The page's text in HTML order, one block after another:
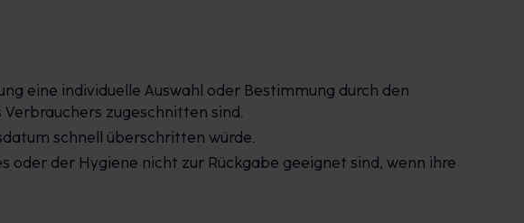
eine individuelle Auswahl oder Bestimmung durch den
zugeschnitten sind.
schnell überschritten würde.
oder der Hygiene nicht zur Rückgabe geeignet sind, wenn ihre